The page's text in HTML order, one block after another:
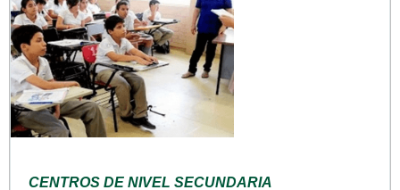
CENTROS DE NIVEL SECUNDARIA